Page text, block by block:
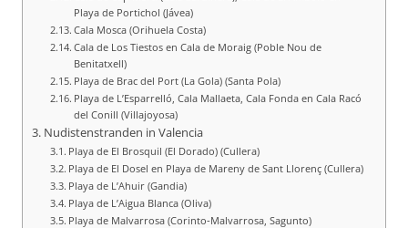
Playa de Portichol (Jávea)
Cala Mosca (Orihuela Costa)
Cala de Los Tiestos en Cala de Moraig (Poble Nou de
Benitatxell)
Playa de Brac del Port (La Gola) (Santa Pola)
Playa de L’Esparrelló, Cala Mallaeta, Cala Fonda en Cala Racó
del Conill (Villajoyosa)
Nudistenstranden in Valencia
Playa de El Brosquil (El Dorado) (Cullera)
Playa de El Dosel en Playa de Mareny de Sant Llorenç (Cullera)
Playa de L’Ahuir (Gandia)
Playa de L’Aigua Blanca (Oliva)
Playa de Malvarrosa (Corinto‑Malvarrosa, Sagunto)